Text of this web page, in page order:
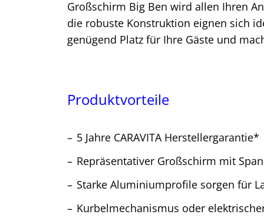
Großschirm Big Ben wird allen Ihren
die robuste Konstruktion eignen sich
genügend Platz für Ihre Gäste und
Produktvorteile
5 Jahre CARAVITA Herstellergarantie*
Repräsentativer Großschirm mit
Starke Aluminiumprofile sorgen für
Kurbelmechanismus oder